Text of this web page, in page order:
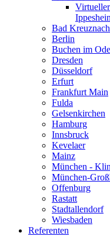
Bad
Berlin
Buchen im
Dresden
Düsseldorf
Erfurt
Frankfurt Main
Fulda
Gelsenkirchen
Hamburg
Innsbruck
Kevelaer
Mainz
München -
München-
Offenburg
Rastatt
Stadtallendorf
Wiesbaden
Referenten